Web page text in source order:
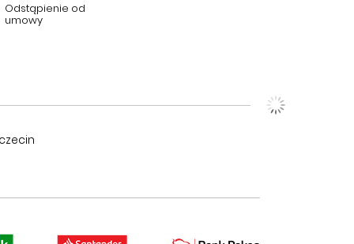
Odstąpienie od
umowy